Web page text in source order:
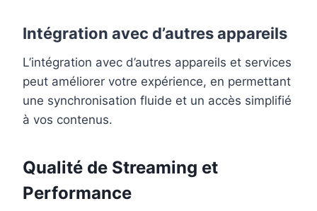
Intégration avec d’autres appareils
L’intégration avec d’autres appareils et services
peut améliorer votre expérience, en permettant
une synchronisation fluide et un accès simplifié
à vos contenus.
Qualité de Streaming et
Performance